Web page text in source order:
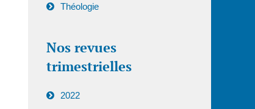
Théologie
Nos revues
trimestrielles
2022